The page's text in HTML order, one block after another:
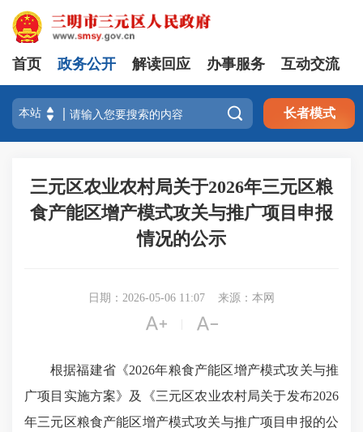
首页 政务公开 解读回应 办事服务 互动交流
 长者模式
三元区农业农村局关于2026年三元区粮
食产能区增产模式攻关与推广项目申报
情况的公示
日期：2026-05-06 11:07 来源：本网
 
根据福建省《2026年粮食产能区增产模式攻关与推
广项目实施方案》及《三元区农业农村局关于发布2026
年三元区粮食产能区增产模式攻关与推广项目申报的公